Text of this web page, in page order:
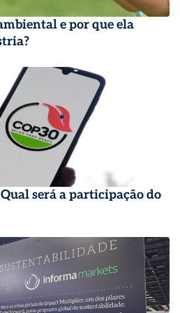
e por que ela
será a participação do